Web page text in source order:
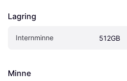
Lagring
Internminne 512GB
Minne